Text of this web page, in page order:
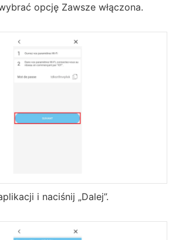
opcję Zawsze włączona.
i naciśnij „Dalej”.